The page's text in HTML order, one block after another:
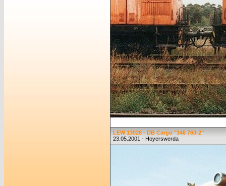
LEW 13028 - DB Cargo "346 760-2"
23.05.2001 - Hoyerswerda